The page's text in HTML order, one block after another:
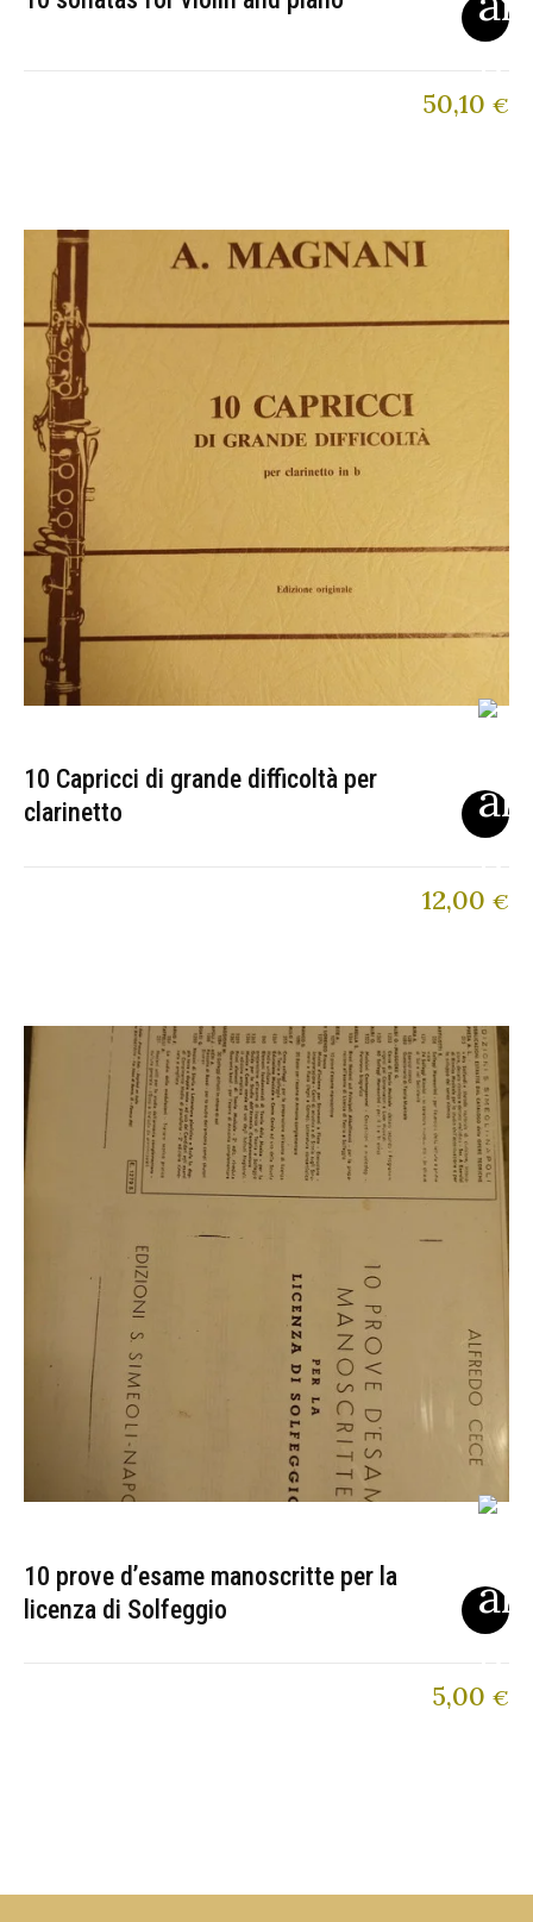
50,10 €
10 Capricci di grande difficoltà per
clarinetto
12,00 €
10 prove d’esame manoscritte per la
licenza di Solfeggio
5,00 €